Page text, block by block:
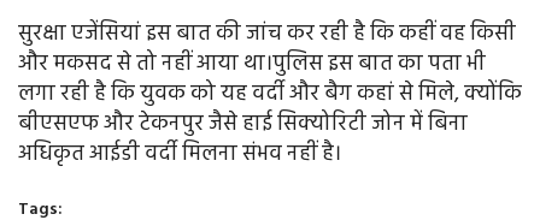
सुरक्षा एजेंसियां इस बात की जांच कर रही है कि कहीं वह किसी
और मकसद से तो नहीं आया था।पुलिस इस बात का पता भी
लगा रही है कि युवक को यह वर्दी और बैग कहां से मिले, क्योंकि
बीएसएफ और टेकनपुर जैसे हाई सिक्योरिटी जोन में बिना
अधिकृत आईडी वर्दी मिलना संभव नहीं है।
Tags: